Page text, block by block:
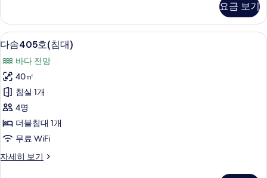
보
기
(온
돌)
자
세
히
보
기
요금 보기
다
솜
405
호
(침
대)
사
진
모
5
다솜405호(침대)
바다 전망
40㎡
침실 1개
4명
더블침대 1개
무료 WiFi
자세히 보기
다